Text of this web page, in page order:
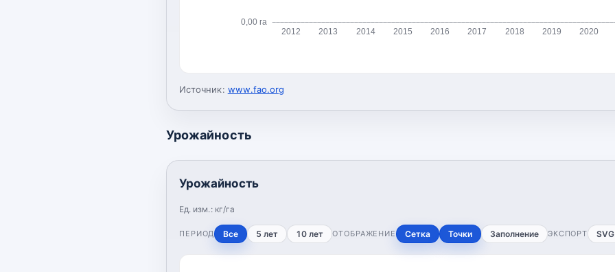
0,00 га
2012 2013 2014 2015 2016 2017 2018 2019 2020
Источник: www.fao.org
Урожайность
Урожайность
Ед. изм.: кг/га
ПЕРИОД Все 5 лет 10 лет ОТОБРАЖЕНИЕ Сетка Точки Заполнение ЭКСПОРТ SVG